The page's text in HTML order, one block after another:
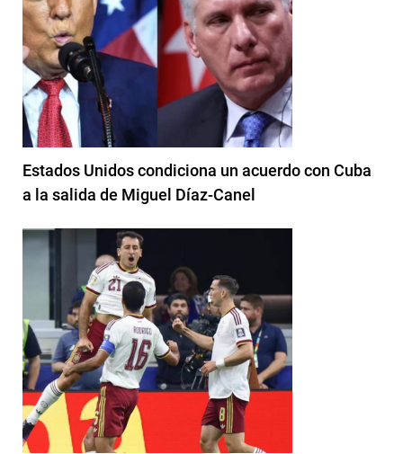
Estados Unidos condiciona un acuerdo con Cuba
a la salida de Miguel Díaz-Canel